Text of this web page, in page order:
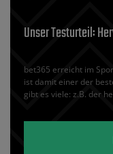
Unser Testurteil:
bet365 erreicht im
ist damit einer der
gibt es viele: z.B. der